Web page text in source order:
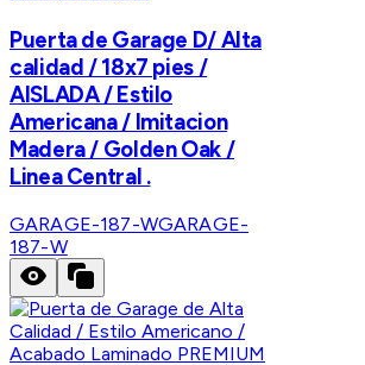
Puerta de Garage D/ Alta
calidad / 18x7 pies /
AISLADA / Estilo
Americana / Imitacion
Madera / Golden Oak /
Linea Central .
GARAGE-187-WGARAGE-
187-W